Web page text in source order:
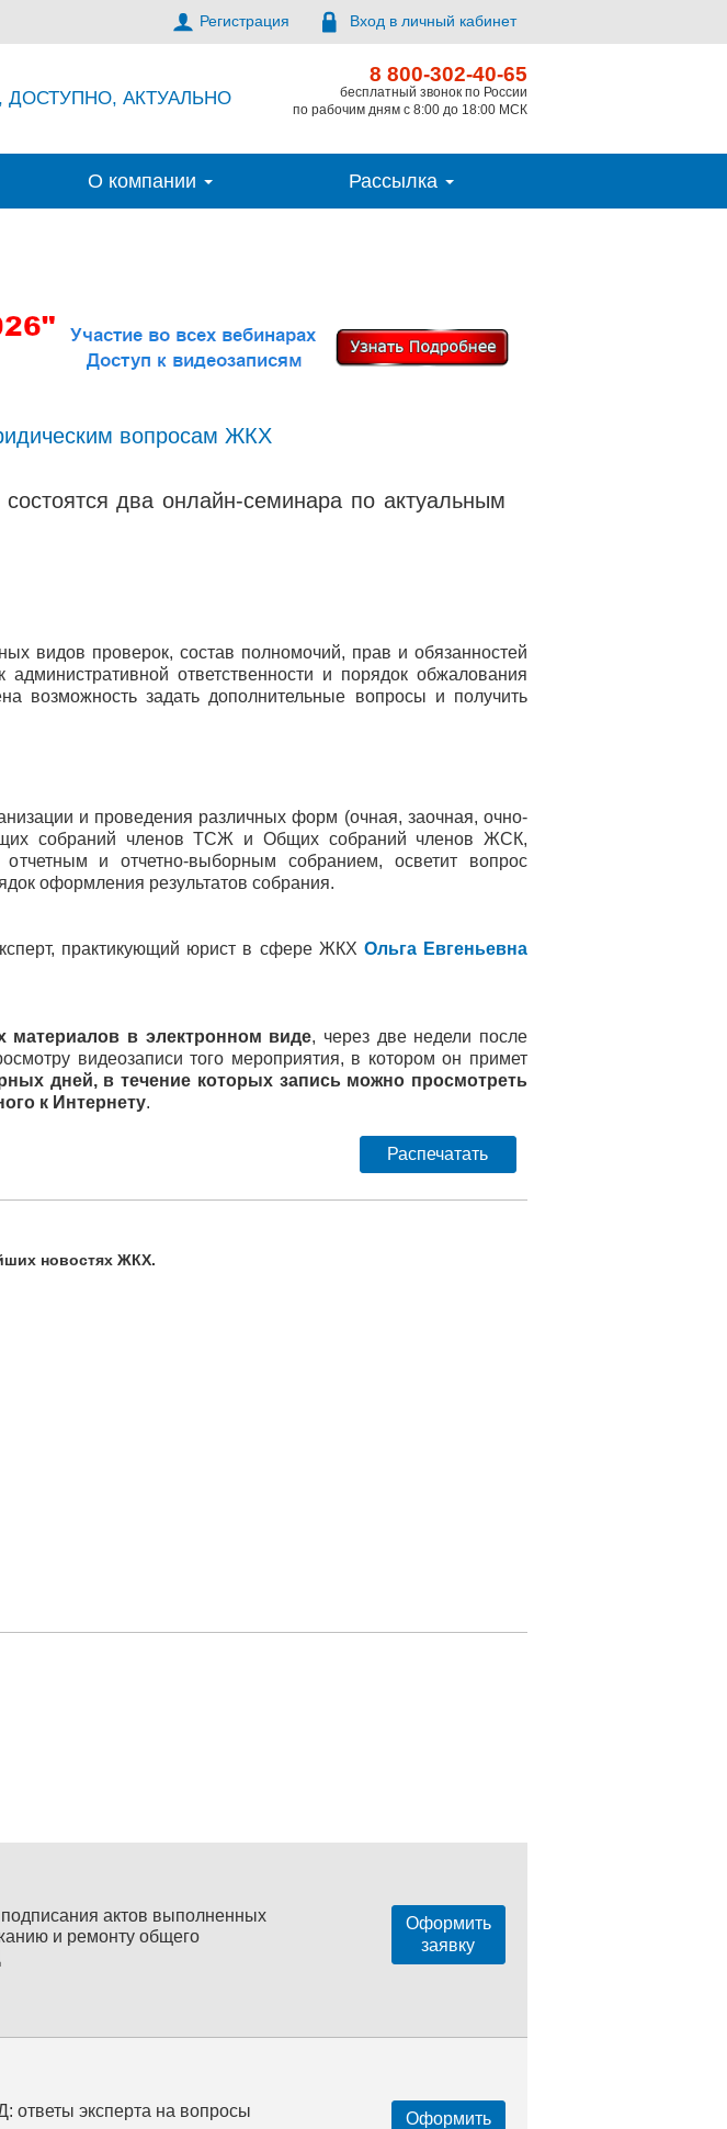
Регистрация Вход в личный кабинет
АКТУАЛЬНО
8 800-302-40-65
бесплатный звонок по России
по рабочим дням с 8:00 до 18:00 МСК
О компании Рассылка
вопросам ЖКХ
два онлайн-семинара по актуальным
видов проверок, состав полномочий, прав и обязанностей
ответственности и порядок обжалования
возможность задать дополнительные вопросы и получить
и проведения различных форм (очная, заочная, очно-
собраний членов ТСЖ и Общих собраний членов ЖСК,
и отчетно-выборным собранием, осветит вопрос
оформления результатов собрания.
практикующий юрист в сфере ЖКХ Ольга Евгеньевна
материалов в электронном виде, через две недели после
видеозаписи того мероприятия, в котором он примет
дней, в течение которых запись можно просмотреть
к Интернету.
Распечатать
новостях ЖКХ.
актов выполненных
и ремонту общего
Оформить
заявку
ответы эксперта на вопросы
Оформить